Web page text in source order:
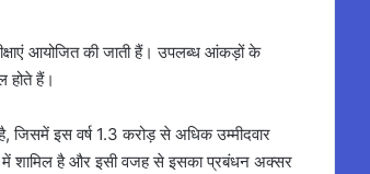
आयोजित की जाती हैं। उपलब्ध आंकड़ों के
होते हैं।
है, जिसमें इस वर्ष 1.3 करोड़ से अधिक उम्मीदवार
में शामिल है और इसी वजह से इसका प्रबंधन अक्सर